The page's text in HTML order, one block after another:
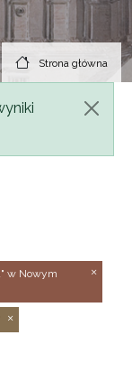
Strona główna
w Nowym